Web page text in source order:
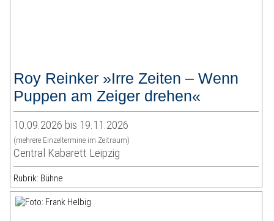
Roy Reinker »Irre Zeiten – Wenn
Puppen am Zeiger drehen«
10.09.2026 bis 19.11.2026
(mehrere Einzeltermine im Zeitraum)
Central Kabarett Leipzig
Rubrik: Bühne